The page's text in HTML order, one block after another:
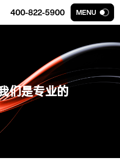
400-822-5900 MENU
们是专业的